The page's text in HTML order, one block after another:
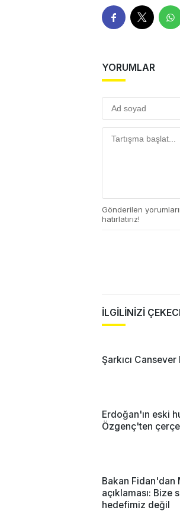
YORUMLAR
Gönderilen
hatırlatırız!
İLGİLİNİZİ
Şarkıcı
Erdoğan'ın eski
Özgenç'ten
Bakan Fidan'dan
açıklaması: Bize
hedefimiz değil